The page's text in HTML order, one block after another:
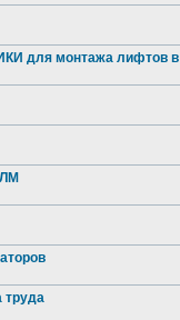
для монтажа лифтов в
труда